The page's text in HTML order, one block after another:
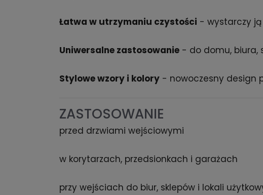
Łatwa w utrzymaniu czystości - wystarczy ją
Uniwersalne zastosowanie - do domu, biura,
Stylowe wzory i kolory - nowoczesny design
ZASTOSOWANIE
przed drzwiami wejściowymi
w korytarzach, przedsionkach i garażach
przy wejściach do biur, sklepów i lokali